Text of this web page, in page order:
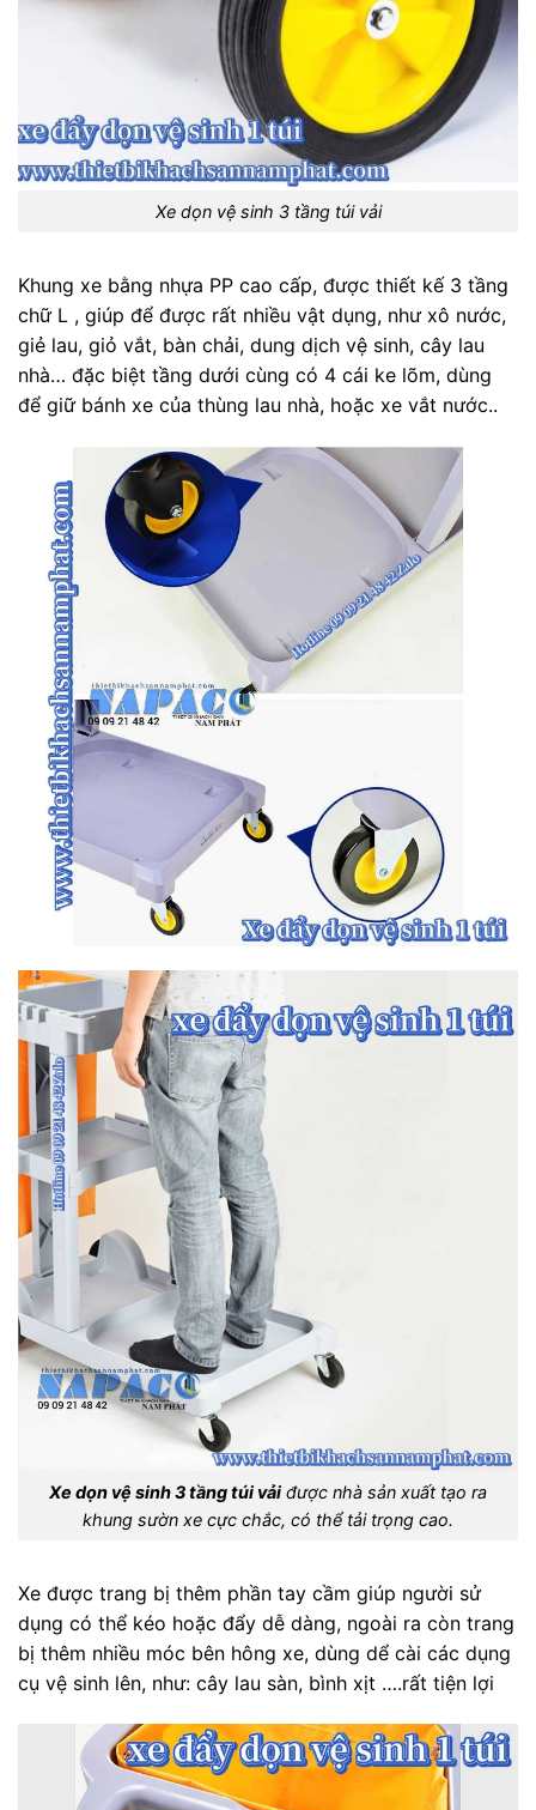
Xe dọn vệ sinh 3 tầng túi vải
Khung xe bằng nhựa PP cao cấp, được thiết kế 3 tầng
chữ L , giúp để được rất nhiều vật dụng, như xô nước,
giẻ lau, giỏ vắt, bàn chải, dung dịch vệ sinh, cây lau
nhà… đặc biệt tầng dưới cùng có 4 cái ke lõm, dùng
để giữ bánh xe của thùng lau nhà, hoặc xe vắt nước..
Xe dọn vệ sinh 3 tầng túi vải được nhà sản xuất tạo ra
khung sườn xe cực chắc, có thể tải trọng cao.
Xe được trang bị thêm phần tay cầm giúp người sử
dụng có thể kéo hoặc đẩy dễ dàng, ngoài ra còn trang
bị thêm nhiều móc bên hông xe, dùng dể cài các dụng
cụ vệ sinh lên, như: cây lau sàn, bình xịt ….rất tiện lợi